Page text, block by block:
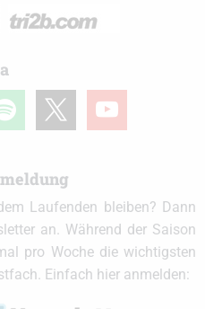
youtube
Laufenden bleiben? Dann
an. Während der Saison
pro Woche die wichtigsten
Einfach hier anmelden: